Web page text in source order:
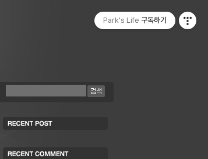
Park's Life 구독하기